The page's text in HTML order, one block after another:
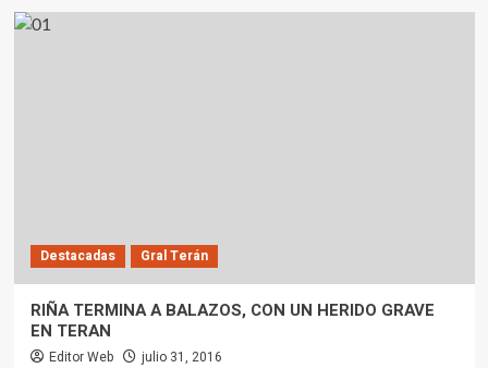
Destacadas Gral Terán
RIÑA TERMINA A BALAZOS, CON UN HERIDO GRAVE
EN TERAN
Editor Web julio 31, 2016